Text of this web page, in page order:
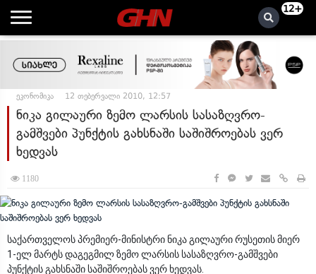
12+
ეკონომიკა 12 თებერვალი 2010, 12:57
ნიკა გილაური ზემო ლარსის სასაზღვრო-
გამშვები პუნქტის გახსნაში საშიშროებას ვერ
ხედვას
1180
საქართველოს პრემიერ-მინისტრი ნიკა გილაური რუსეთის მიერ
1-ელ მარტს დაგეგმილ ზემო ლარსის სასაზღვრო-გამშვები
პუნქტის გახსნაში საშიშროებას ვერ ხედვას.